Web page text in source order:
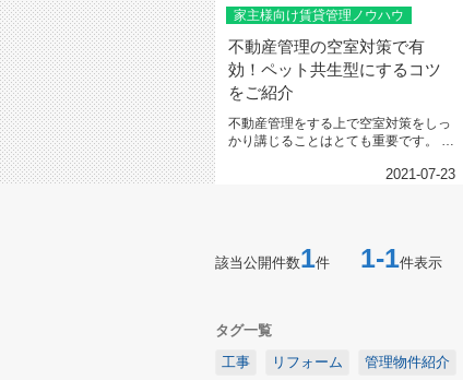
家主様向け賃貸管理ノウハウ
不動産管理の空室対策で有
効！ペット共生型にするコツ
をご紹介
不動産管理をする上で空室対策をしっ
かり講じることはとても重要です。 近
2021-07-23
該当公開件数1件 1-1件表示
タグ一覧
工事
リフォーム 管理物件紹介